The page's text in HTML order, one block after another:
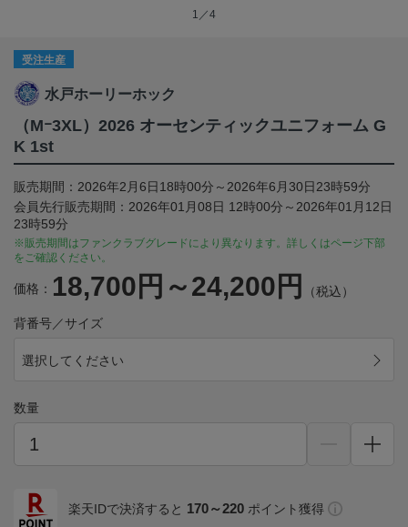
1／4
受注生産
水戸ホーリーホック
（Mｰ3XL）2026 オーセンティックユニフォーム G
K 1st
販売期間：2026年2月6日18時00分～2026年6月30日23時59分
会員先行販売期間：2026年01月08日 12時00分～2026年01月12日
23時59分
※販売期間はファンクラブグレードにより異なります。詳しくはページ下部
をご確認ください。
価格： 18,700円～24,200円 （税込）
背番号／サイズ
選択してください
数量
楽天IDで決済すると 170～220 ポイント獲得